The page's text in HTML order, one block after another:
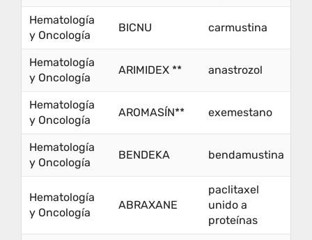
Hematología
y Oncología
BICNU carmustina
Hematología
y Oncología
ARIMIDEX ** anastrozol
Hematología
y Oncología
AROMASÍN** exemestano
Hematología
y Oncología
BENDEKA bendamustina
Hematología
y Oncología
ABRAXANE
paclitaxel
unido a
proteínas